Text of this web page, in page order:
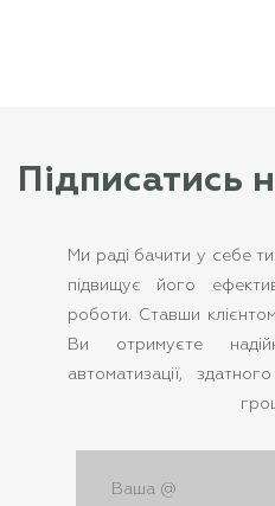
Підписатись
Ми раді бачити у себе
підвищує його
роботи. Ставши
Ви отримуєте
автоматизації,